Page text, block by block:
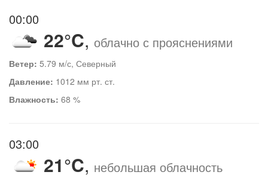
00:00
22°C, облачно с прояснениями
Ветер: 5.79 м/с, Северный
Давление: 1012 мм рт. ст.
Влажность: 68 %
03:00
21°C, небольшая облачность